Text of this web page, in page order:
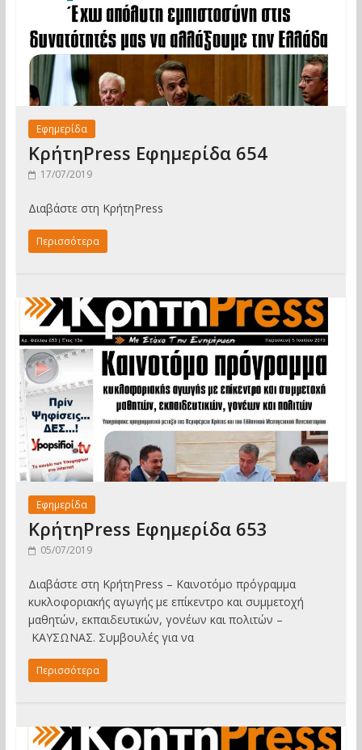
Εφημερίδα
ΚρήτηPress Εφημερίδα 654
17/07/2019
Διαβάστε στη ΚρήτηPress
Περισσότερα
Εφημερίδα
ΚρήτηPress Εφημερίδα 653
05/07/2019
Διαβάστε στη ΚρήτηPress – Καινοτόμο πρόγραμμα
κυκλοφοριακής αγωγής με επίκεντρο και συμμετοχή
μαθητών, εκπαιδευτικών, γονέων και πολιτών –
ΚΑΥΣΩΝΑΣ. Συμβουλές για να
Περισσότερα